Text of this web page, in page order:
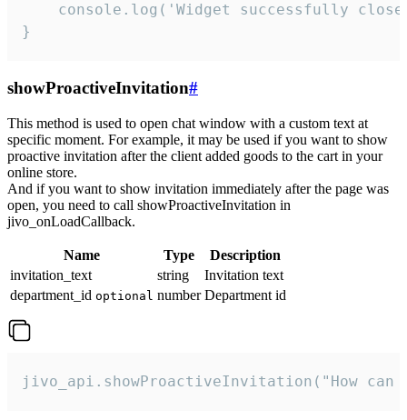
console.log('Widget successfully
}
showProactiveInvitation#
This method is used to open chat window with a custom text at
specific moment. For example, it may be used if you want to show
proactive invitation after the client added goods to the cart in your
online store.
And if you want to show invitation immediately after the page was
open, you need to call showProactiveInvitation in
jivo_onLoadCallback.
Name Type
Description
invitation_text
string
Invitation text
department_id optional number Department id
jivo_api.showProactiveInvitation("How